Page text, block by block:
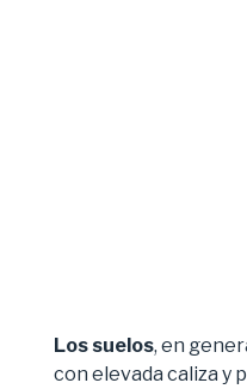
Los suelos, en
con elevada caliza y